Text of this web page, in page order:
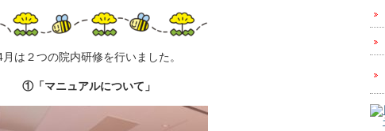
月は ２つの院内研修を行いました。
①「マニュアルについて」